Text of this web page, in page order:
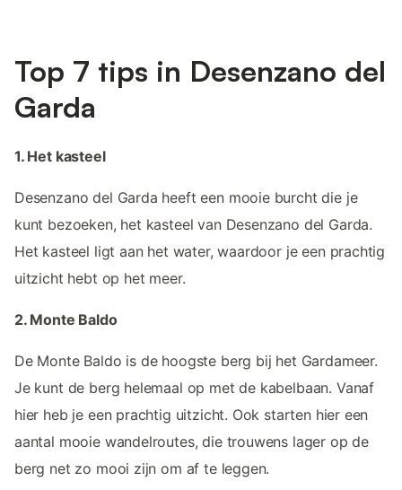
Top 7 tips in Desenzano del
Garda
1. Het kasteel
Desenzano del Garda heeft een mooie burcht die je
kunt bezoeken, het kasteel van Desenzano del Garda.
Het kasteel ligt aan het water, waardoor je een prachtig
uitzicht hebt op het meer.
2. Monte Baldo
De Monte Baldo is de hoogste berg bij het Gardameer.
Je kunt de berg helemaal op met de kabelbaan. Vanaf
hier heb je een prachtig uitzicht. Ook starten hier een
aantal mooie wandelroutes, die trouwens lager op de
berg net zo mooi zijn om af te leggen.